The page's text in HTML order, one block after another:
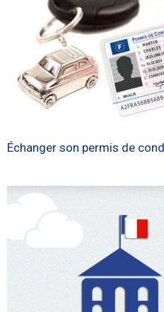
Échanger son permis de